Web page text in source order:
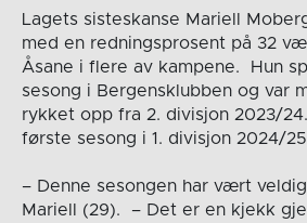
Lagets sisteskanse Mariell
med en redningsprosent på 32
Åsane i flere av kampene. Hun
sesong i Bergensklubben og var
rykket opp fra 2. divisjon 2023/
første sesong i 1. divisjon 2024/
– Denne sesongen har vært
Mariell (29). – Det er en kjekk